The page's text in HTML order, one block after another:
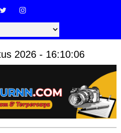
2026 - 16:10:07